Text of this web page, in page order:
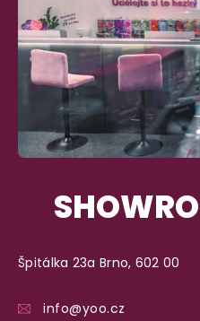
Špitálka 23a Brno, 602 00
info@yoo.cz